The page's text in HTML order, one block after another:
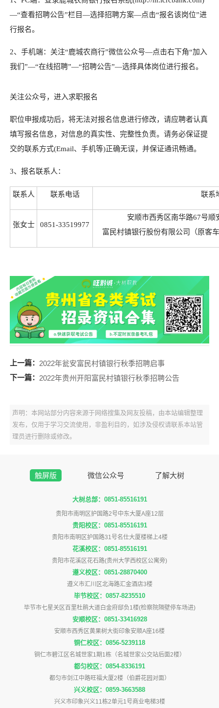
—“查看招聘公告”栏目—选择招聘方案—点击“报名该岗位”进
行报名。
2、手机端：关注“鹿城农商行”微信公众号—点击右下角“加入
我们”—“在线招聘”—“招聘公告”—选择具体岗位进行报名。
关注公众号，进入求职报名
职位申报成功后，将无法对报名信息进行修改，请应聘者认真
填写报名信息，对信息的真实性、完整性负责。请务必保证提
交的联系方式(Email、手机等)正确无误，并保证通讯畅通。
3、报名联系人：
联系人 联系电话 联系
张女士 0851-33519977
安顺市西秀区南华路67号顺
富民村镇银行股份有限公司（原客
上一篇： 2022年瓮安富民村镇银行秋季招聘启事
下一篇： 2022年贵州开阳富民村镇银行秋季招聘公告
声明：本网站部分内容来源于网络搜集及网友投稿，由本站编辑整理
发布，仅用于学习交流使用，非盈利目的，如涉及侵权请联系本站管
理员进行删除或修改。
触屏版 微信公众号 了解大树
大树总部：0851-85516191
贵阳市南明区护国路2号中东大厦A座12层
贵阳校区：0851-85516191
贵阳市南明区护国路31号名仕大厦楼梯上4楼
花溪校区：0851-85516191
贵阳市花溪区花石路(贵州大学西校区公寓旁)
遵义校区：0851-28870400
遵义市汇川区北海路汇金酒店3楼
毕节校区：0857-8235510
毕节市七星关区百里杜鹃大道白金府邸负1楼(检察院隔壁停车场进)
安顺校区：0851-33416928
安顺市西秀区黄果树大街印象安顺A座16楼
铜仁校区：0856-5239118
铜仁市碧江区名城世家1期1栋（名城世家公交站后面2楼）
都匀校区：0854-8336191
都匀市剑江中路旺福大厦2楼（伯爵花园对面）
兴义校区：0859-3663588
兴义市印象兴义11栋2单元1号商业电梯3楼